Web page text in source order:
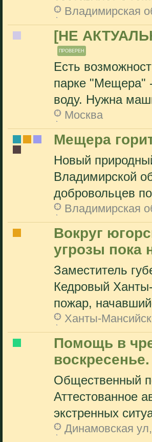
Владимирская
[НЕ
ПРОВЕРЕН
Есть
парке "Мещера"
воду. Нужна
Москва
Мещера
Новый
Владимирской
добровольцев
Владимирская
Вокруг
угрозы пока
Заместитель
Кедровый
пожар,
Ханты-
Помощь в
воскресенье.
Общественный
Аттестованное
экстренных
Динамовская